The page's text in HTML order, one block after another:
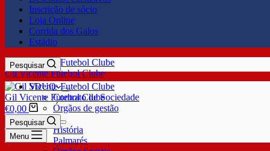
Inscrição de sócio
Loja Online
Corrida dos Galos
Estádio
Gil Vicente Futebol Clube
Pesquisar
SDUQ
Contrato de Sociedade
Órgãos de gestão
Clube
História
Palmarés
Gil Vicente Futebol Clube
€0,00
Pesquisar
Menu